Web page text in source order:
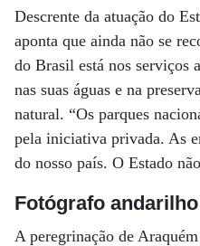
Descrente da atuação do
aponta que ainda não se
do Brasil está nos serviços
nas suas águas e na
natural. “Os parques
pela iniciativa privada. As
do nosso país. O Estado
Fotógrafo andarilho
A peregrinação de